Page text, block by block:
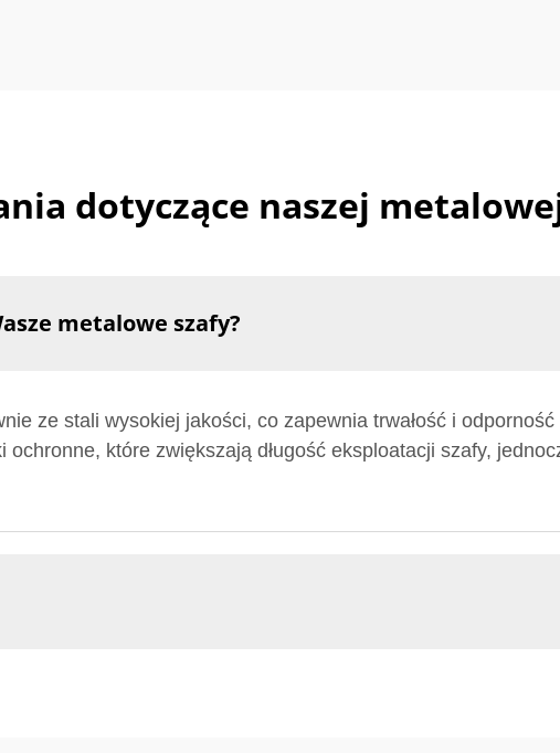
dotyczące naszej
metalowe szafy?
ze stali wysokiej jakości, co zapewnia trwałość i
ochronne, które zwiększają długość eksploatacji szafy,